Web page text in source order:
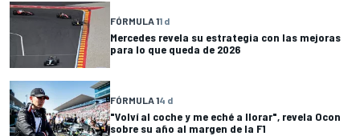
FÓRMULA 11 d
Mercedes revela su estrategia con las mejoras
para lo que queda de 2026
FÓRMULA 14 d
"Volví al coche y me eché a llorar", revela Ocon
sobre su año al margen de la F1